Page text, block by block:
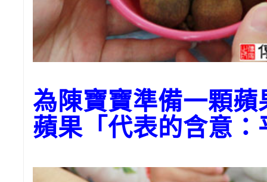
為陳寶寶準備一顆
蘋果「代表的含意：